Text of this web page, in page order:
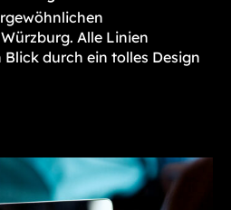
Alle Linien
durch ein tolles Design